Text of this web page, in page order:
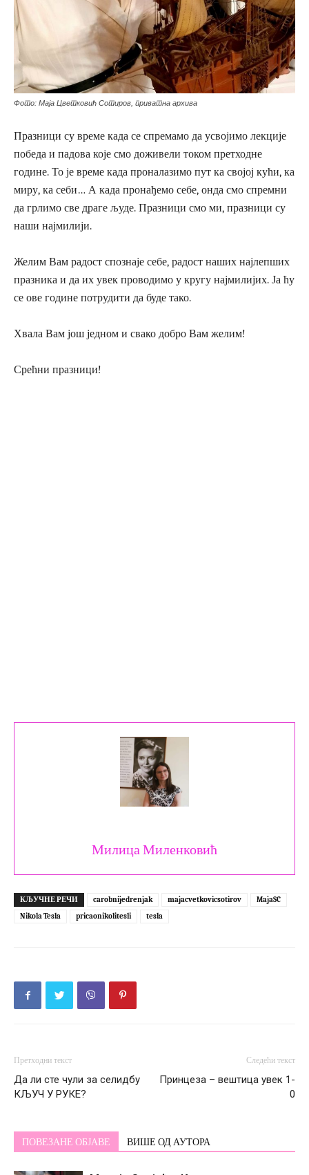
Фото: Маја Цветковић Сотиров, приватна архива
Празници су време када се спремамо да усвојимо лекције
победа и падова које смо доживели током претходне
године. То је време када проналазимо пут ка својој кући, ка
миру, ка себи… А када пронађемо себе, онда смо спремни
да грлимо све драге људе. Празници смо ми, празници су
наши најмилији.
Желим Вам радост спознаје себе, радост наших најлепших
празника и да их увек проводимо у кругу најмилијих. Ја ћу
се ове године потрудити да буде тако.
Хвала Вам још једном и свако добро Вам желим!
Срећни празници!
Милица Миленковић
КЉУЧНЕ РЕЧИ carobnijedrenjak majacvetkovicsotirov
MajaSC
Nikola Tesla
pricaonikolitesli tesla
Претходни текст
Да ли сте чули за селидбу
КЉУЧ У РУКЕ?
Следећи текст
Принцеза – вештица увек 1-
0
ПОВЕЗАНЕ ОБЈАВЕ ВИШЕ ОД АУТОРА